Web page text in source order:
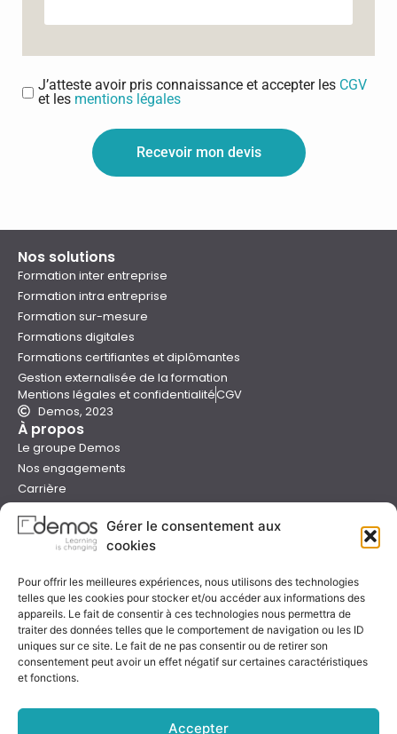
Gérer le consentement aux
cookies
Pour offrir les meilleures expériences, nous utilisons des technologies
telles que les cookies pour stocker et/ou accéder aux informations des
appareils. Le fait de consentir à ces technologies nous permettra de
traiter des données telles que le comportement de navigation ou les ID
uniques sur ce site. Le fait de ne pas consentir ou de retirer son
consentement peut avoir un effet négatif sur certaines caractéristiques
et fonctions.
Accepter
J’atteste avoir pris connaissance et accepter les CGV
et les mentions légales
Recevoir mon devis
Nos solutions
Formation inter entreprise
Formation intra entreprise
Formation sur-mesure
Formations digitales
Formations certifiantes et diplômantes
Gestion externalisée de la formation
Mentions légales et confidentialitéCGV
Demos, 2023
À propos
Le groupe Demos
Nos engagements
Carrière
Presse
Catalogues
Aide
Nous contacter
Nous trouver
Préparer sa formation
Sessions garanties
Qualité & certification